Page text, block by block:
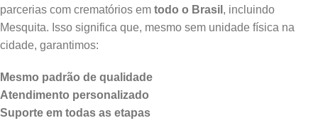
parcerias com crematórios em todo o Brasil , incluindo
Mesquita. Isso significa que, mesmo sem unidade física na
cidade, garantimos:
Mesmo padrão de qualidade
Atendimento personalizado
Suporte em todas as etapas